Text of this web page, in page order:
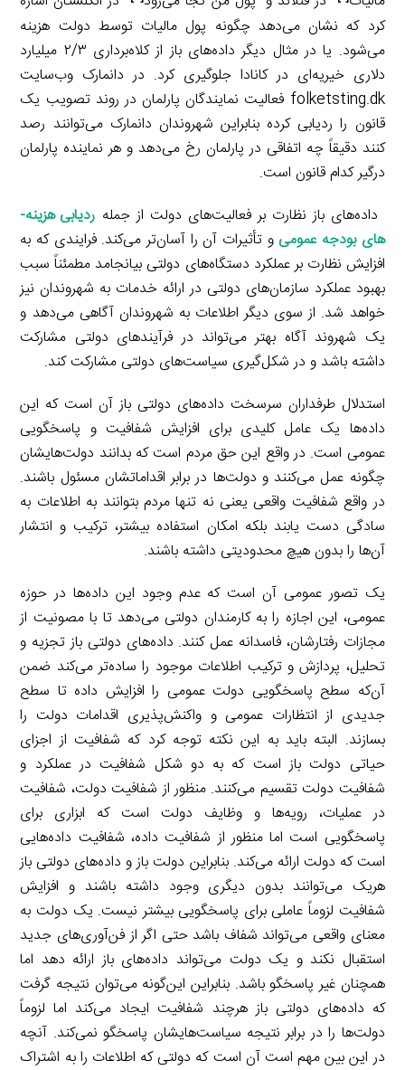
کرد که نشان می‌دهد چگونه پول مالیات توسط دولت هزینه
می‌شود. یا در مثال دیگر داده‌های باز از کلاه‌برداری ۲/۳ میلیارد
دلاری خیریه‌ای در کانادا جلوگیری کرد. در دانمارک وب‌سایت
folketsting.dk فعالیت نمایندگان پارلمان در روند تصویب یک
قانون را ردیابی کرده بنابراین شهروندان دانمارک می‌توانند رصد
کنند دقیقاً چه اتفاقی در پارلمان رخ می‌دهد و هر نماینده پارلمان
درگیر کدام قانون است.
داده‌های باز نظارت بر فعالیت‌های دولت از جمله ردیابی هزینه­
های بودجه عمومیو تأثیرات آن را آسان‌تر می‌کند. فرایندی که به
افزایش نظارت بر عملکرد دستگاه‌های دولتی بیانجامد مطمئناً سبب
بهبود عملکرد سازمان‌های دولتی در ارائه خدمات به شهروندان نیز
خواهد شد. از سوی دیگر اطلاعات به شهروندان آگاهی می‌دهد و
یک شهروند آگاه بهتر می‌تواند در فرآیندهای دولتی مشارکت
داشته باشد و در شکل‌گیری سیاست‌های دولتی مشارکت کند.
استدلال طرفداران سرسخت داده‌های دولتی باز آن است که این
داده‌ها یک عامل کلیدی برای افزایش شفافیت و پاسخگویی
عمومی است. در واقع این حق مردم است که بدانند دولت‌هایشان
چگونه عمل می‌کنند و دولت‌ها در برابر اقداماتشان مسئول باشند.
در واقع شفافیت واقعی یعنی نه تنها مردم بتوانند به اطلاعات به
سادگی دست یابند بلکه امکان استفاده بیشتر، ترکیب و انتشار
آن‌ها را بدون هیچ محدودیتی داشته باشند.
یک تصور عمومی آن است که عدم وجود این داده‌ها در حوزه
عمومی، این اجازه را به کارمندان دولتی می‌دهد تا با مصونیت از
مجازات رفتارشان، فاسدانه عمل کنند. داده‌های دولتی باز تجزیه و
تحلیل، پردازش و ترکیب اطلاعات موجود را ساده‌تر می‌کند ضمن
آن‌که سطح پاسخگویی دولت عمومی را افزایش داده تا سطح
جدیدی از انتظارات عمومی و واکنش‌پذیری اقدامات دولت را
بسازند. البته باید به این نکته توجه کرد که شفافیت از اجزای
حیاتی دولت باز است که به دو شکل شفافیت در عملکرد و
شفافیت دولت تقسیم می‌کنند. منظور از شفافیت دولت، شفافیت
در عملیات، رویه‌ها و وظایف دولت است که ابزاری برای
پاسخگویی است اما منظور از شفافیت داده، شفافیت داده‌هایی
است که دولت ارائه می‌کند. بنابراین دولت باز و داده‌های دولتی باز
هریک می‌توانند بدون دیگری وجود داشته باشند و افزایش
شفافیت لزوماً عاملی برای پاسخگویی بیشتر نیست. یک دولت به
معنای واقعی می‌تواند شفاف باشد حتی اگر از فن‌آوری‌های جدید
استقبال نکند و یک دولت می‌تواند داده‌های باز ارائه دهد اما
همچنان غیر پاسخگو باشد. بنابراین این‌گونه می‌توان نتیجه گرفت
که داده‌های دولتی باز هرچند شفافیت ایجاد می‌کند اما لزوماً
دولت‌ها را در برابر نتیجه سیاست‌هایشان پاسخگو نمی‌کند. آنچه
در این بین مهم است آن است که دولتی که اطلاعات را به اشتراک